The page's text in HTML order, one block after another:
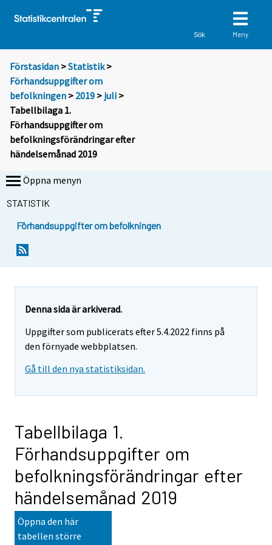
Sök Meny
Förstasidan >Statistik >
Förhandsuppgifter om
befolkningen > 2019 > juli >
Tabellbilaga 1.
Förhandsuppgifter om
befolkningsförändringar efter
händelsemånad 2019
Öppna menyn
STATISTIK
Förhandsuppgifter om befolkningen
Denna sida är arkiverad.
Uppgifter som publicerats efter 5.4.2022 finns på
den förnyade webbplatsen.
Gå till den nya statistiksidan.
Tabellbilaga 1.
Förhandsuppgifter om
befolkningsförändringar efter
händelsemånad 2019
Öppna den här
tabellen större